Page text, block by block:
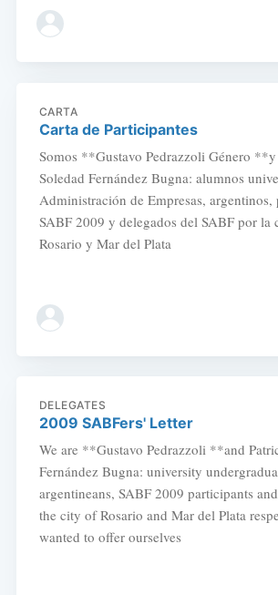
CARTA
Carta de Participantes
Somos **Gustavo Pedrazzoli Género **y
Soledad Fernández Bugna: alumnos
Administración de Empresas, argentinos,
SABF 2009 y delegados del SABF por la
Rosario y Mar del Plata
DELEGATES
2009 SABFers' Letter
We are **Gustavo Pedrazzoli **and
Fernández Bugna: university
argentineans, SABF 2009 participants
the city of Rosario and Mar del Plata
wanted to offer ourselves